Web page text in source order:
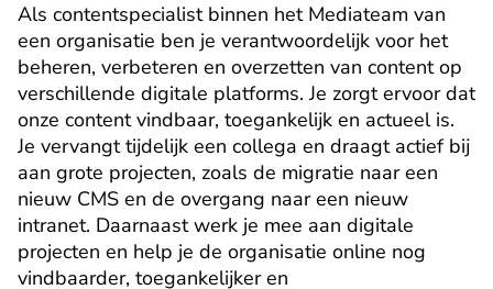
Als contentspecialist binnen het Mediateam van
een organisatie ben je verantwoordelijk voor het
beheren, verbeteren en overzetten van content op
verschillende digitale platforms. Je zorgt ervoor dat
onze content vindbaar, toegankelijk en actueel is.
Je vervangt tijdelijk een collega en draagt actief bij
aan grote projecten, zoals de migratie naar een
nieuw CMS en de overgang naar een nieuw
intranet. Daarnaast werk je mee aan digitale
projecten en help je de organisatie online nog
vindbaarder, toegankelijker en